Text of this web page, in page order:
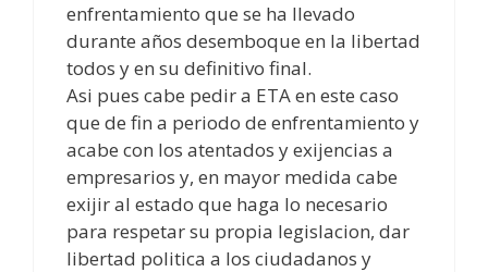
enfrentamiento que se ha llevado
durante años desemboque en la libertad
todos y en su definitivo final.
Asi pues cabe pedir a ETA en este caso
que de fin a periodo de enfrentamiento y
acabe con los atentados y exijencias a
empresarios y, en mayor medida cabe
exijir al estado que haga lo necesario
para respetar su propia legislacion, dar
libertad politica a los ciudadanos y